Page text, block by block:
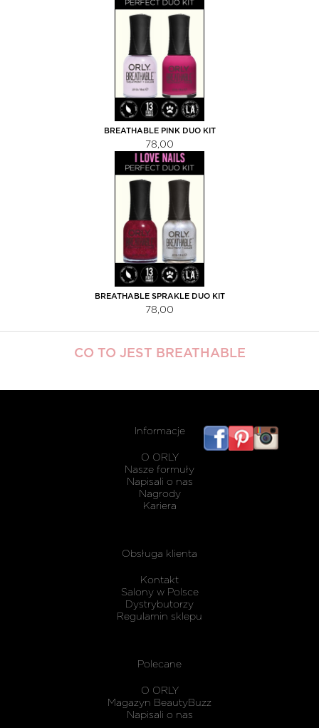
BREATHABLE PINK DUO KIT
78,00
BREATHABLE SPRAKLE DUO KIT
78,00
CO TO JEST BREATHABLE
Informacje
O ORLY
Nasze formuły
Napisali o nas
Nagrody
Kariera
Obsługa klienta
Kontakt
Salony w Polsce
Dystrybutorzy
Regulamin sklepu
Polecane
O ORLY
Magazyn BeautyBuzz
Napisali o nas